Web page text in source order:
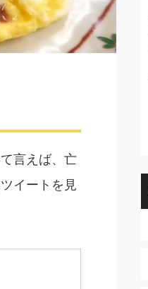
言えば、亡
イートを見